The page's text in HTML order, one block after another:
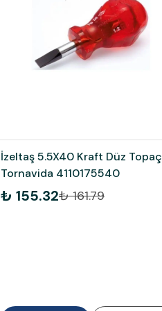
İzeltaş 5.5X40 Kraft Düz Topaç
Tornavida 4110175540
₺ 155.32₺ 161.79